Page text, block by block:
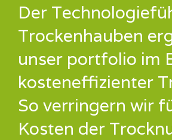
Der
Trockenhauben
unser portfolio im
kosteneffizienter
So verringern wir
Kosten der